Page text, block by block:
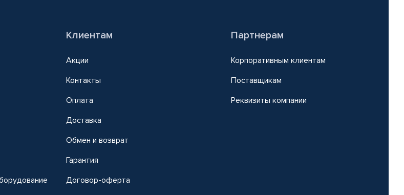
Клиентам
Акции
Контакты
Оплата
Доставка
Обмен и возврат
Гарантия
Договор-оферта
Партнерам
Корпоративным клиентам
Поставщикам
Реквизиты компании